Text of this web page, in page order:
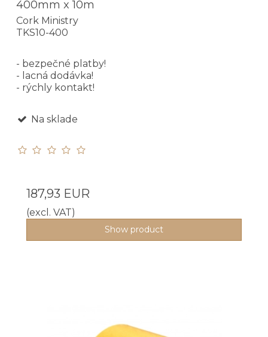
400mm x 10m
Cork Ministry
TKS10-400
- bezpečné platby!
- lacná dodávka!
- rýchly kontakt!
Na sklade
187,93 EUR
(excl. VAT)
Show product